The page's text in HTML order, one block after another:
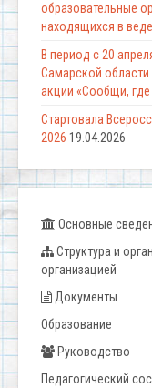
образовательные
находящихся в
В период с 20
Самарской области
акции «Сообщи,
Стартовала
2026 19.04.2026
Основные
Структура и
организацией
Документы
Образование
Руководство
Педагогический